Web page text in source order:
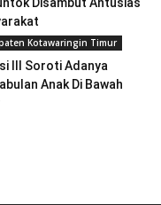
Kotawaringin Timur
III Soroti Adanya
Anak Di Bawah